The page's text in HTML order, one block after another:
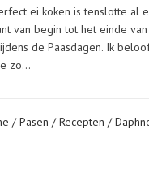
ei koken is tenslotte al
van begin tot het einde
de Paasdagen. Ik
zo...
/Pasen /Recepten /